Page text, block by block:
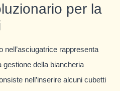
per la
nell’asciugatrice rappresenta
gestione della biancheria
nell’inserire alcuni cubetti